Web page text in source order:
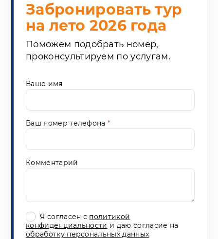
Забронировать тур
на лето 2026 года
Поможем подобрать номер,
проконсультируем по услугам.
Ваше имя
Ваш номер телефона*
Комментарий
Я согласен с политикой
конфиденциальности и даю согласие на
обработку персональных данных